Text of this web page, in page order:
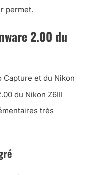
permet.
2.00 du
Capture et du Nikon
du Nikon Z6III
très